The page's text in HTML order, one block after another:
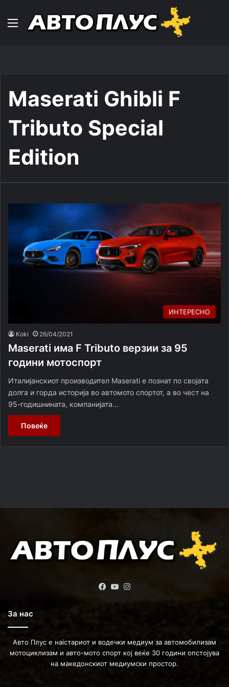
Навигација
Maserati Ghibli F
Tributo Special
Edition
ИНТЕРЕСНО
Koki 26/04/2021
Maserati има F Tributo верзии за 95
години мотоспорт
Италијанскиот производител Maserati е познат по својата
долга и горда историја во автомото спортот, а во чест на
95-годишнината, компанијата…
Повеќе
Facebook
YouTube
За нас
Авто Плус е наістариот и водечки медиум за автомобилизам
мотоциклизам и авто-мото спорт кој веќе 30 години опстојува
на македонскиот медиумски простор.